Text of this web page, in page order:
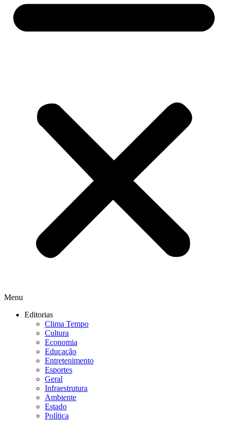
Menu
Editorias
Clima Tempo
Cultura
Economia
Educação
Entretenimento
Esportes
Geral
Infraestrutura
Ambiente
Estado
Política